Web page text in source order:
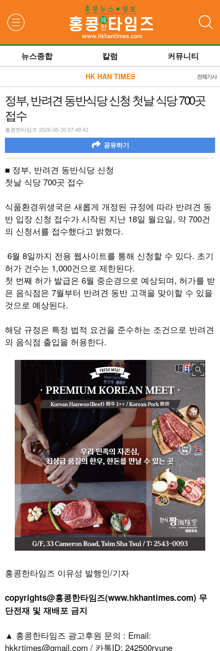
뉴스종합 칼럼 커뮤니티
HK HAN TIMES 전체기사
정부, 반려견 동반식당 신청 첫날 식당 700곳
접수
홍콩한타임즈 2026-05-20 07:48:42
공유하기
■ 정부, 반려견 동반식당 신청
첫날 식당 700곳 접수
식품환경위생국은 새롭게 개정된 규정에 따라 반려견 동
반 입장 신청 접수가 시작된 지난 18일 월요일, 약 700건
의 신청서를 접수했다고 밝혔다.
6월 8일까지 전용 웹사이트를 통해 신청할 수 있다. 초기
허가 건수는 1,000건으로 제한된다.
첫 번째 허가 발급은 6월 중순경으로 예상되며, 허가를 받
은 음식점은 7월부터 반려견 동반 고객을 맞이할 수 있을
것으로 예상된다.
해당 규정은 특정 법적 요건을 준수하는 조건으로 반려견
의 음식점 출입을 허용한다.
홍콩한타임즈 이유성 발행인/기자
copyrights@홍콩한타임즈(www.hkhantimes.com) 무
단전재 및 재배포 금지
▲ 홍콩한타임즈 광고후원 문의 : Email:
hkkrtimes@gmail.com / 카톡ID: 242500ryune